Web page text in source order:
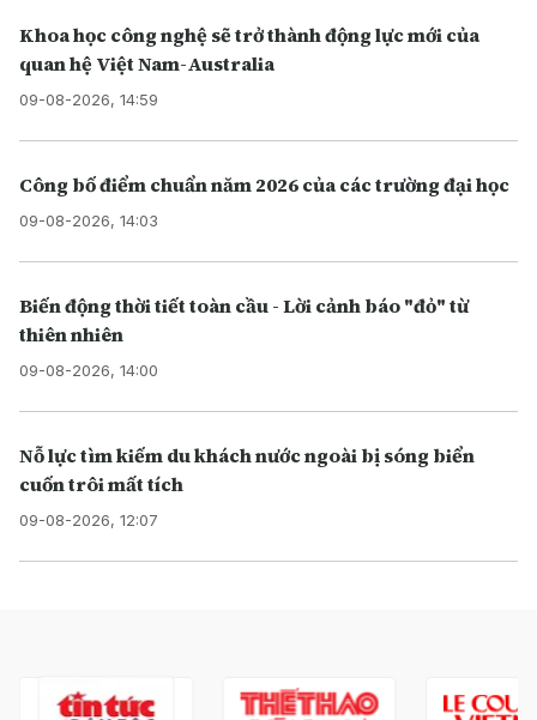
Khoa học công nghệ sẽ trở thành động lực mới của
quan hệ Việt Nam-Australia
09-08-2026, 14:59
Công bố điểm chuẩn năm 2026 của các trường đại học
09-08-2026, 14:03
Biến động thời tiết toàn cầu - Lời cảnh báo "đỏ" từ
thiên nhiên
09-08-2026, 14:00
Nỗ lực tìm kiếm du khách nước ngoài bị sóng biển
cuốn trôi mất tích
09-08-2026, 12:07